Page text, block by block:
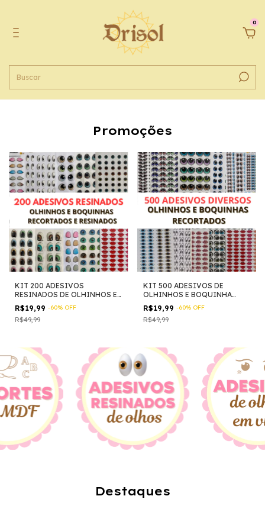
0
Promoções
KIT 200 ADESIVOS
RESINADOS DE OLHINHOS E
BOQUINHA RECORTADOS E
DIVERSOS
R$19,99 -60% OFF
R$49,99
KIT 500 ADESIVOS DE
OLHINHOS E BOQUINHA
RECORTADOS E DIVERSOS
R$19,99 -60% OFF
R$49,99
Destaques